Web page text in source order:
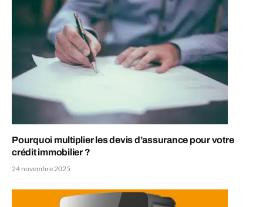
Pourquoi multiplier les devis d’assurance pour votre
crédit immobilier ?
24 novembre 2025